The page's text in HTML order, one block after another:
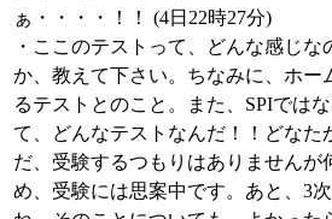
ぁ・・・・！！ (4日22時27分)
・ここのテストって、どんな感じな
か、教えて下さい。ちなみに、ホー
るテストとのこと。また、SPIでは
て、どんなテストなんだ！！どなた
だ、受験するつもりはありませんが
め、受験には思案中です。あと、3